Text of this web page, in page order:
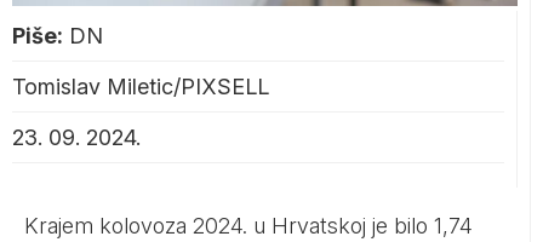
Piše: DN
Tomislav Miletic/PIXSELL
23. 09. 2024.
Krajem kolovoza 2024. u Hrvatskoj je bilo 1,74